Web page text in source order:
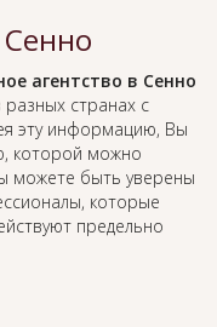
Сенно
агентство в Сенно
разных странах с
эту информацию, Вы
которой можно
можете быть уверены
которые
предельно